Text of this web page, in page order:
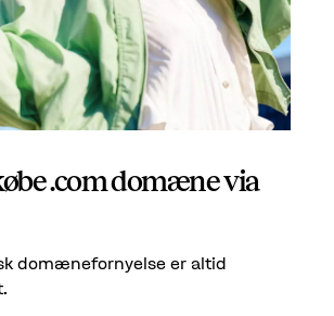
.com domæne via
domænefornyelse er altid